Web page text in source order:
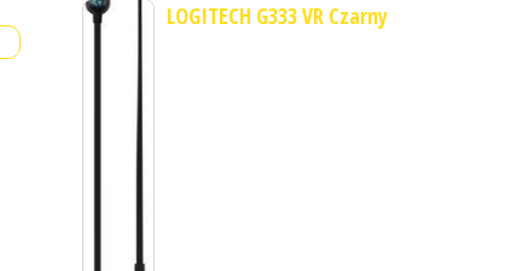
LOGITECH G333 VR Czarny